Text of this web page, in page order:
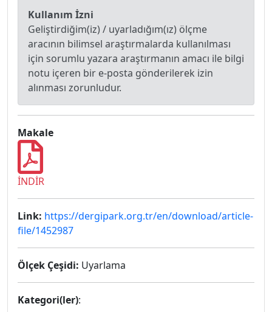
Kullanım İzni
Geliştirdiğim(iz) / uyarladığım(ız) ölçme
aracının bilimsel araştırmalarda kullanılması
için sorumlu yazara araştırmanın amacı ile bilgi
notu içeren bir e-posta gönderilerek izin
alınması zorunludur.
Makale
İNDİR
Link: https://dergipark.org.tr/en/download/article-
file/1452987
Ölçek Çeşidi: Uyarlama
Kategori(ler):